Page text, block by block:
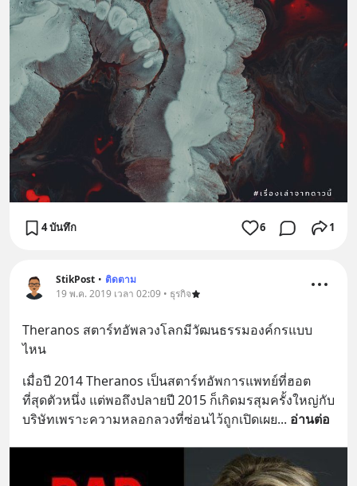
4 บันทึก 6 1
StikPost • ติดตาม
19 พ.ค. 2019 เวลา 02:09 • ธุรกิจ
Theranos สตาร์ทอัพลวงโลกมีวัฒนธรรมองค์กรแบบ
ไหน
เมื่อปี 2014 Theranos เป็นสตาร์ทอัพการแพทย์ที่ฮอต
ที่สุดตัวหนึ่ง แต่พอถึงปลายปี 2015 ก็เกิดมรสุมครั้งใหญ่กับ
บริษัทเพราะความหลอกลวงที่ซ่อนไว้ถูกเปิดเผย... อ่านต่อ